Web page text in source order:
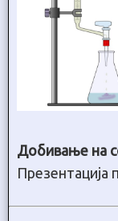
Добивање на
Презентација